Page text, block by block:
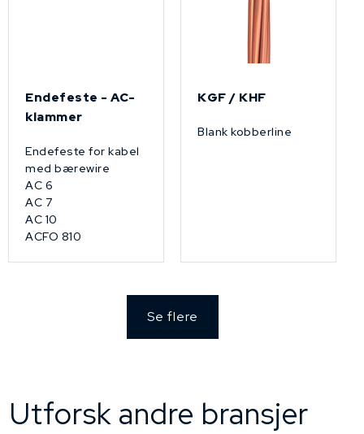
Endefeste - AC-
klammer
Endefeste for kabel
med bærewire
AC 6
AC 7
AC 10
ACFO 810
KGF / KHF
Blank kobberline
Se flere
Utforsk andre bransjer